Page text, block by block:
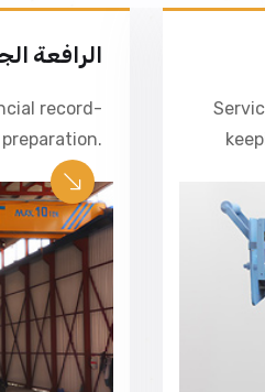
الرافعة
record-